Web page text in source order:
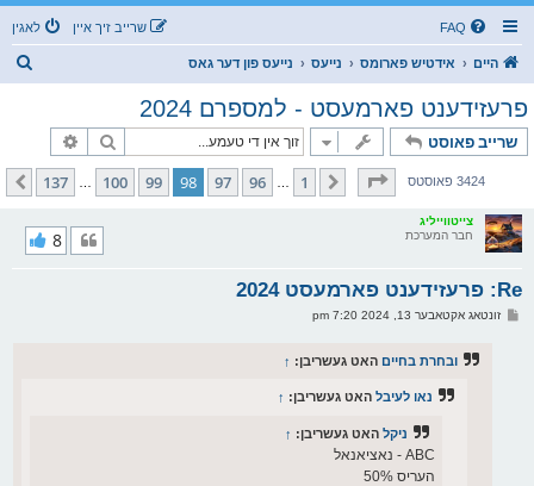
FAQ לאגין שרייב זיך איין
היים אידטיש פארומס נייעס נייעס פון דער גאס
פרעזידענט פארמעסט - למספרם 2024
שרייב פאוסט זוך
3424 פאוסטסבלאט98פון137
פריערדיגע 1
96
97
98
99
100
137
קומענדיגע
צייטווייליג
חבר המערכת
Re: פרעזידענט פארמעסט 2024
8
פזונטאג אקטאבער 13, 2024 7:20 pm
ובחרת בחיים האט געשריבן: ↑
נאו לעיבל האט געשריבן: ↑
ניקל האט געשריבן: ↑
ABC - נאציאנאל
העריס 50%